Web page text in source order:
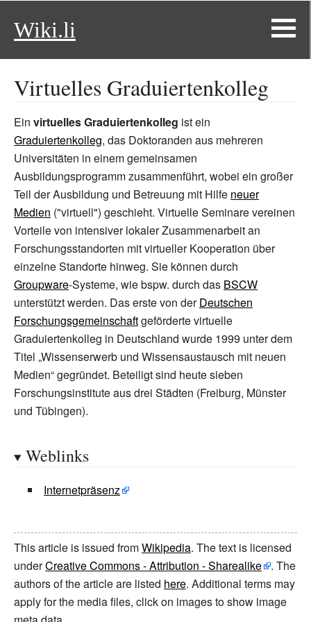
Wiki.li
Virtuelles Graduiertenkolleg
Ein virtuelles Graduiertenkolleg ist ein
Graduiertenkolleg, das Doktoranden aus mehreren
Universitäten in einem gemeinsamen
Ausbildungsprogramm zusammenführt, wobei ein großer
Teil der Ausbildung und Betreuung mit Hilfe neuer
Medien ("virtuell") geschieht. Virtuelle Seminare vereinen
Vorteile von intensiver lokaler Zusammenarbeit an
Forschungsstandorten mit virtueller Kooperation über
einzelne Standorte hinweg. Sie können durch
Groupware-Systeme, wie bspw. durch das BSCW
unterstützt werden. Das erste von derDeutschen
Forschungsgemeinschaftgeförderte virtuelle
Graduiertenkolleg in Deutschland wurde 1999 unter dem
Titel „Wissenserwerb und Wissensaustausch mit neuen
Medien“ gegründet. Beteiligt sind heute sieben
Forschungsinstitute aus drei Städten (Freiburg, Münster
und Tübingen).
Weblinks
Internetpräsenz
This article is issued fromWikipedia. The text is licensed
underCreative Commons - Attribution - Sharealike
. The
authors of the article are listed here. Additional terms may
apply for the media files, click on images to show image